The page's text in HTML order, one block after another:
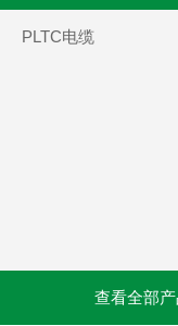
PLTC电缆
查看全部